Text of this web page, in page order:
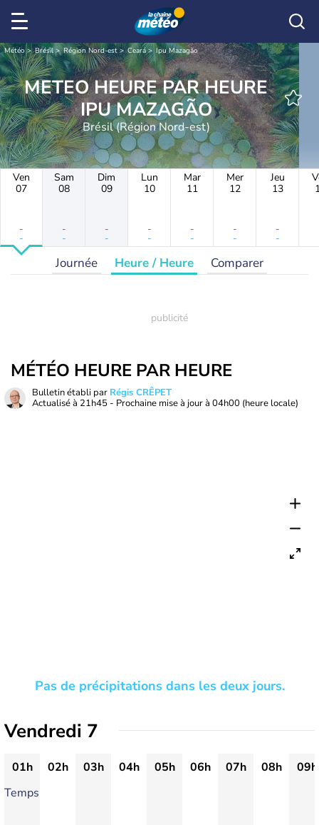
Météo Brésil Région Nord-est Ceará Ipu Mazagão
METEO HEURE PAR HEURE
IPU MAZAGÃO
Brésil (Région Nord-est)
Ven
07
-
-
Sam
08
-
-
Dim
09
-
-
Lun
10
-
-
Mar
11
-
-
Mer
12
-
-
Jeu
13
-
-
Journée Heure / Heure Comparer
MÉTÉO HEURE PAR HEURE
Bulletin établi par Régis CRÊPET
Actualisé à 21h45 - Prochaine mise à jour à 04h00 (heure locale)
Pas de précipitations dans les deux jours.
Vendredi 7
01h 02h 03h 04h 05h 06h 07h 08h
09h
Temps